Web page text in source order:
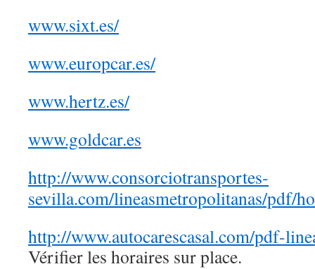
www.sixt.es/
www.europcar.es/
www.hertz.es/
www.goldcar.es
http://www.consorciotransportes-
sevilla.com/lineasmetropolitanas/pdf/
http://www.autocarescasal.com/pdf-
Vérifier les horaires sur place.